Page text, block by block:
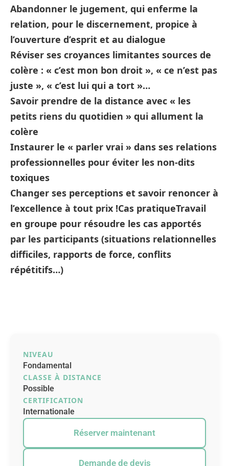
Abandonner le jugement, qui enferme la
relation, pour le discernement, propice à
l’ouverture d’esprit et au dialogue
Réviser ses croyances limitantes sources de
colère : « c’est mon bon droit », « ce n’est pas
juste », « c’est lui qui a tort »…
Savoir prendre de la distance avec « les
petits riens du quotidien » qui allument la
colère
Instaurer le « parler vrai » dans ses relations
professionnelles pour éviter les non-dits
toxiques
Changer ses perceptions et savoir renoncer à
l’excellence à tout prix !Cas pratiqueTravail
en groupe pour résoudre les cas apportés
par les participants (situations relationnelles
difficiles, rapports de force, conflits
répétitifs…)
NIVEAU
Fondamental
CLASSE À DISTANCE
Possible
CERTIFICATION
Internationale
Réserver maintenant
Demande de devis